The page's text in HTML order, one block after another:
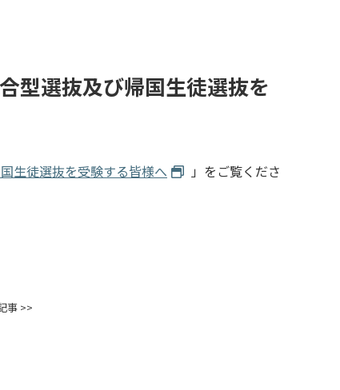
型選抜及び帰国生徒選抜を
生徒選抜を受験する皆様へ
」をご覧くださ
事 >>